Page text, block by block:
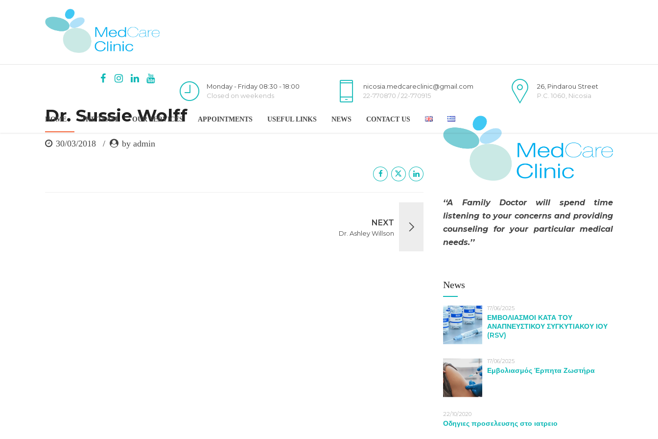
Monday - Friday 08:30 - 18:00
Closed on weekends
nicosia.medcareclinic@gmail.com
22-770870 / 22-770915
26, Pindarou Street
P.C. 1060, Nicosia
HOME THE TEAM OUR SERVICES APPOINTMENTS USEFUL LINKS NEWS CONTACT US
Dr. Sussie Wolff
30/03/2018 by admin
NEXT
Dr. Ashley Willson
‘‘A Family Doctor will spend time
listening to your concerns and providing
counseling for your particular medical
needs.’’
News
17/06/2025
ΕΜΒΟΛΙΑΣΜΟΙ ΚΑΤΑ ΤΟΥ
ΑΝΑΠΝΕΥΣΤΙΚΟΥ ΣΥΓΚΥΤΙΑΚΟΥ ΙΟΥ
(RSV)
17/06/2025
Εμβολιασμός Έρπητα Ζωστήρα
22/10/2020
Οδηγιες προσελευσης στο ιατρειο